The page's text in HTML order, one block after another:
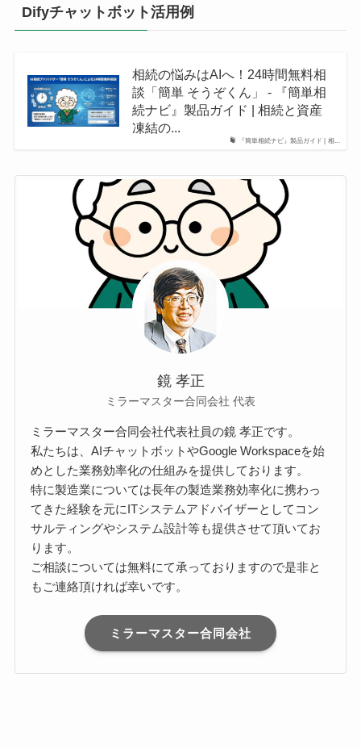
Difyチャットボット活用例
『簡単相続ナビ』製品ガイド | 相...
相続の悩みはAIへ！24時間無料相
談「簡単 そうぞくん」 - 『簡単相
続ナビ』製品ガイド | 相続と資産
凍結の...
鏡 孝正
ミラーマスター合同会社 代表
ミラーマスター合同会社代表社員の鏡 孝正です。
私たちは、AIチャットボットやGoogle Workspaceを始
めとした業務効率化の仕組みを提供しております。
特に製造業については長年の製造業務効率化に携わっ
てきた経験を元にITシステムアドバイザーとしてコン
サルティングやシステム設計等も提供させて頂いてお
ります。
ご相談については無料にて承っておりますので是非と
もご連絡頂ければ幸いです。
ミラーマスター合同会社